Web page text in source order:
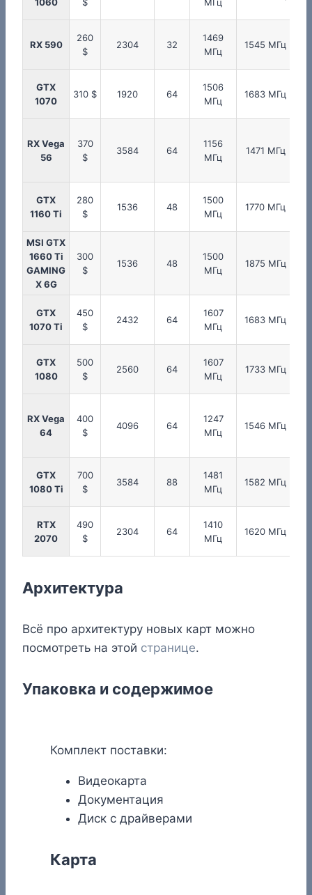
RX 590
260
$
2304 32
1469
МГц
1545 МГц
GTX
1070
310 $ 1920 64
1506
МГц
1683 МГц
RX Vega
56
370
$
3584 64
1156
МГц
1471 МГц
GTX
1160 Ti
280
$
1536 48
1500
МГц
1770 МГц
MSI GTX
1660 Ti
GAMING
X 6G
300
$
1536 48
1500
МГц
1875 МГц
GTX
1070 Ti
450
$
2432 64
1607
МГц
1683 МГц
GTX
1080
500
$
2560 64
1607
МГц
1733 МГц
RX Vega
64
400
$
4096 64
1247
МГц
1546 МГц
GTX
1080 Ti
700
$
3584 88
1481
МГц
1582 МГц
RTX
2070
490
$
2304 64
1410
МГц
1620 МГц
Архитектура
Всё про архитектуру новых карт можно
посмотреть на этой странице.
Упаковка и содержимое
Комплект поставки:
Видеокарта
Документация
Диск с драйверами
Карта